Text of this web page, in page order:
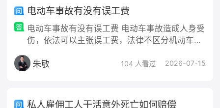
不履行可申请强制执行。
电动车事故有没有误工费
电动车事故有没有误工费 电动车事故造成人身受
伤，依法可以主张误工费，法律不区分机动车与
赔偿项目 。依据《民法典》第一千一百七十九
朱敏 104 人看过 2026-07-15
私人雇佣工人干活意外死亡如何赔偿